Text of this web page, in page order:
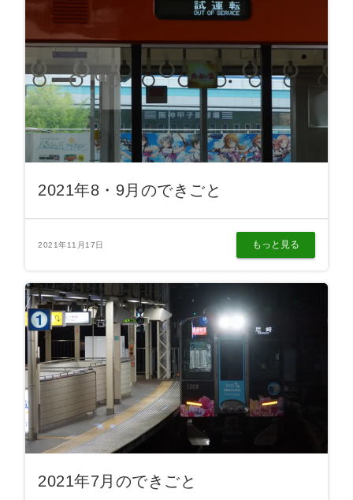
2021年8・9月のできごと
2021年11月17日 もっと見る
2021年7月のできごと